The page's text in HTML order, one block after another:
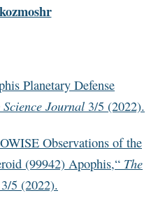
Planetary Defense
Journal 3/5 (2022).
Observations of the
(99942) Apophis,“ The
3/5 (2022).